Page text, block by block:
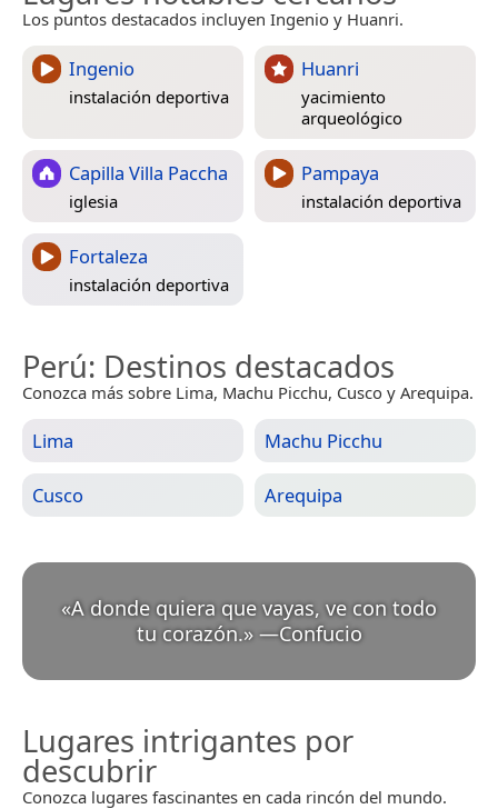
Los puntos destacados incluyen Ingenio y Huanri.
Ingenio
instalación deportiva
Huanri
yacimiento
arqueológico
Capilla Villa Paccha
iglesia
Pampaya
instalación deportiva
Fortaleza
instalación deportiva
Perú: Destinos destacados
Conozca más sobre Lima, Machu Picchu, Cusco y Arequipa.
Lima Machu Picchu
Cusco Arequipa
«A donde quiera que vayas, ve con todo
tu corazón.» —Confucio
Lugares intrigantes por
descubrir
Conozca lugares fascinantes en cada rincón del mundo.